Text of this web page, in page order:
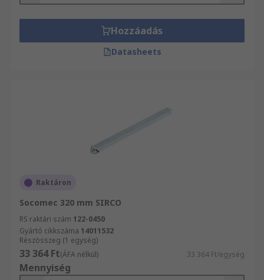
Hozzáadás
Datasheets
Raktáron
Socomec 320 mm SIRCO
RS raktári szám 122-0450
Gyártó cikkszáma 14011532
Részösszeg (1 egység)
33 364 Ft(ÁFA nélkül) 33 364 Ft/egység
Mennyiség